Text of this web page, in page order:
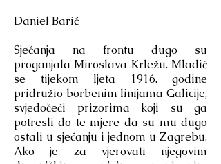
Daniel Barić
Sjećanja na frontu dugo su
proganjala Miroslava Krležu. Mladić
se tijekom ljeta 1916. godine
pridružio borbenim linijama Galicije,
svjedočeći prizorima koji su ga
potresli do te mjere da su mu dugo
ostali u sjećanju i jednom u Zagrebu.
Ako je za vjerovati njegovim